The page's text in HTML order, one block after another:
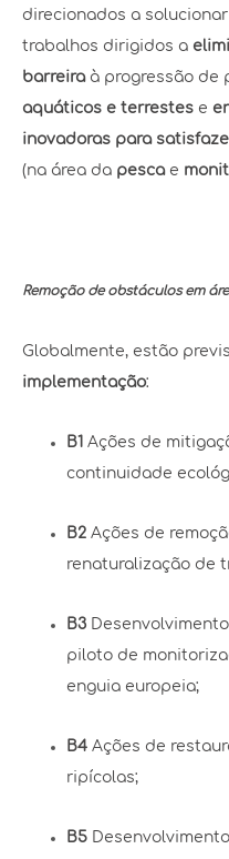
direcionados a
trabalhos dirigidos a
barreiraà progressão de
aquáticos e terrestes e
inovadoras para
(na área da pescae
Remoção de obstáculos em
Globalmente, estão
implementação:
B1 Ações de
continuidade
B2 Ações de
renaturalização de
B3
piloto de
enguia europeia;
B4 Ações de
ripícolas;
B5